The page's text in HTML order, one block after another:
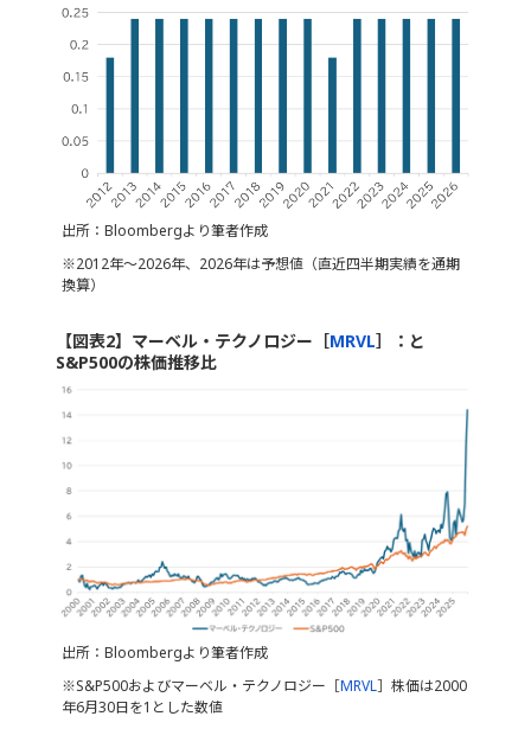
出所：Bloombergより筆者作成
※2012年～2026年、2026年は予想値（直近四半期実績を通期
換算）
【図表2】マーベル・テクノロジー［MRVL］：と
S&P500の株価推移比
出所：Bloombergより筆者作成
※S&P500およびマーベル・テクノロジー［MRVL］株価は2000
年6月30日を1とした数値